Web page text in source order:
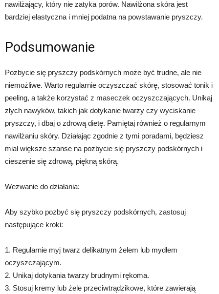
nawilżający, który nie zatyka porów. Nawilżona skóra jest
bardziej elastyczna i mniej podatna na powstawanie pryszczy.
Podsumowanie
Pozbycie się pryszczy podskórnych może być trudne, ale nie
niemożliwe. Warto regularnie oczyszczać skórę, stosować tonik i
peeling, a także korzystać z maseczek oczyszczających. Unikaj
złych nawyków, takich jak dotykanie twarzy czy wyciskanie
pryszczy, i dbaj o zdrową dietę. Pamiętaj również o regularnym
nawilżaniu skóry. Działając zgodnie z tymi poradami, będziesz
miał większe szanse na pozbycie się pryszczy podskórnych i
cieszenie się zdrową, piękną skórą.
Wezwanie do działania:
Aby szybko pozbyć się pryszczy podskórnych, zastosuj
następujące kroki:
1. Regularnie myj twarz delikatnym żelem lub mydłem
oczyszczającym.
2. Unikaj dotykania twarzy brudnymi rękoma.
3. Stosuj kremy lub żele przeciwtrądzikowe, które zawierają